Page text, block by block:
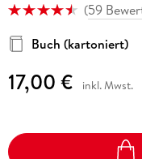
(59
Buch (kartoniert)
17,00 € inkl. Mwst.